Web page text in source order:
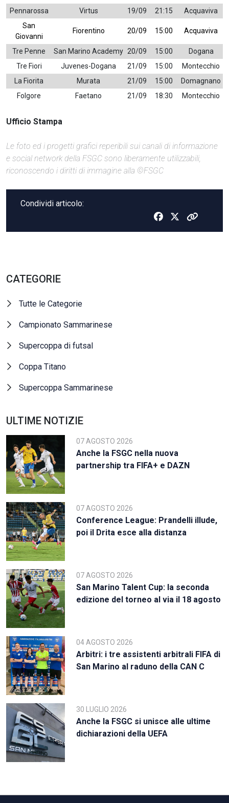
Pennarossa Virtus 19/09 21:15
Acquaviva
San
Giovanni
Fiorentino 20/09 15:00 Acquaviva
Tre Penne San Marino Academy 20/09 15:00
Dogana
Tre Fiori
Juvenes-Dogana 21/09 15:00
Montecchio
La Fiorita
Murata 21/09 15:00
Domagnano
Folgore
Faetano 21/09 18:30 Montecchio
Ufficio Stampa
Le foto ed i progetti grafici reperibili sui canali di informazione
e social network della FSGC sono liberamente utilizzabili,
riconoscendo i diritti di immagine alla ©FSGC
Condividi articolo:
CATEGORIE
Tutte le Categorie
Campionato Sammarinese
Supercoppa di futsal
Coppa Titano
Supercoppa Sammarinese
ULTIME NOTIZIE
07 AGOSTO 2026
Anche la FSGC nella nuova
partnership tra FIFA+ e DAZN
07 AGOSTO 2026
Conference League: Prandelli illude,
poi il Drita esce alla distanza
07 AGOSTO 2026
San Marino Talent Cup: la seconda
edizione del torneo al via il 18 agosto
04 AGOSTO 2026
Arbitri: i tre assistenti arbitrali FIFA di
San Marino al raduno della CAN C
30 LUGLIO 2026
Anche la FSGC si unisce alle ultime
dichiarazioni della UEFA